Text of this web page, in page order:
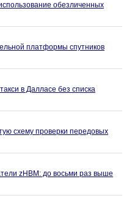
обезличенных
платформы спутников
в Далласе без списка
схему проверки передовых
zHBM: до восьми раз выше